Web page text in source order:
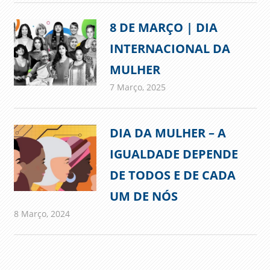
8 DE MARÇO | DIA
INTERNACIONAL DA
MULHER
7 Março, 2025
DIA DA MULHER – A
IGUALDADE DEPENDE
DE TODOS E DE CADA
UM DE NÓS
8 Março, 2024admin
Comunicados